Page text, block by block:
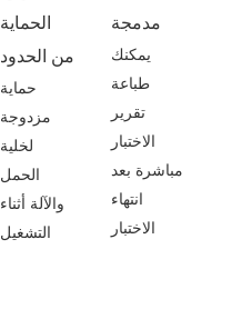
الحماية
من الحدود
حماية
مزدوجة
لخلية
الحمل
والآلة أثناء
التشغيل
مدمجة
يمكنك
طباعة
تقرير
الاختبار
مباشرة بعد
انتهاء
الاختبار